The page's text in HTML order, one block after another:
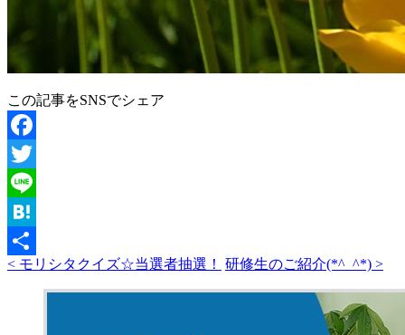
この記事をSNSでシェア
Facebook
Twitter
Line
Hatena
共
< モリシタクイズ☆当選者抽選！ 研修生のご紹介(*^_^*) >